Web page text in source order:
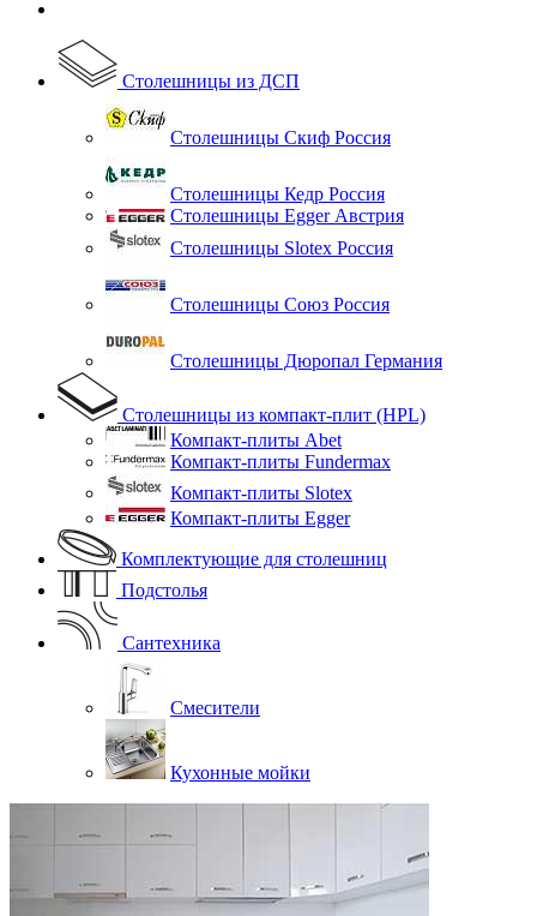
Столешницы из ДСП
Столешницы Скиф Россия
Столешницы Кедр Россия
Столешницы Egger Австрия
Столешницы Slotex Россия
Столешницы Союз Россия
Столешницы Дюропал Германия
Столешницы из компакт-плит (HPL)
Компакт-плиты Abet
Компакт-плиты Fundermax
Компакт-плиты Slotex
Компакт-плиты Egger
Комплектующие для столешниц
Подстолья
Сантехника
Смесители
Кухонные мойки